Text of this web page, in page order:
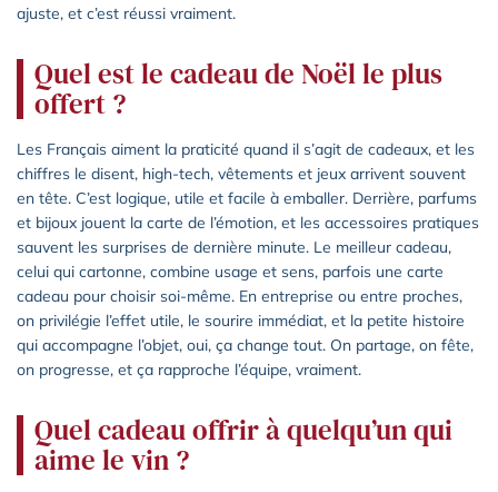
ajuste, et c’est réussi vraiment.
Quel est le cadeau de Noël le plus
offert ?
Les Français aiment la praticité quand il s’agit de cadeaux, et les
chiffres le disent, high-tech, vêtements et jeux arrivent souvent
en tête. C’est logique, utile et facile à emballer. Derrière, parfums
et bijoux jouent la carte de l’émotion, et les accessoires pratiques
sauvent les surprises de dernière minute. Le meilleur cadeau,
celui qui cartonne, combine usage et sens, parfois une carte
cadeau pour choisir soi-même. En entreprise ou entre proches,
on privilégie l’effet utile, le sourire immédiat, et la petite histoire
qui accompagne l’objet, oui, ça change tout. On partage, on fête,
on progresse, et ça rapproche l’équipe, vraiment.
Quel cadeau offrir à quelqu’un qui
aime le vin ?